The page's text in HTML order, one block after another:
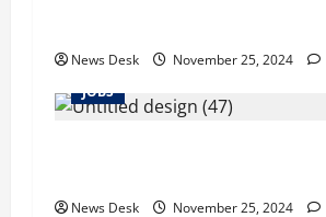
News Desk November 25, 2024
JOBS
News Desk November 25, 2024